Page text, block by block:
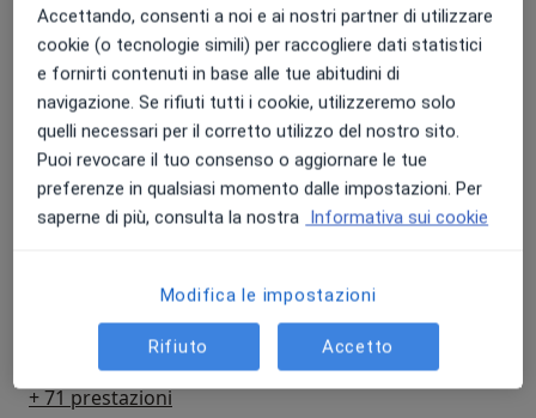
Prima Visita
100 €
DettagliPrima Visita
Prenota
Elettrocardiogramma
Prenota
+ 71 prestazioni
Accettando, consenti a noi e ai nostri partner di utilizzare
cookie (o tecnologie simili) per raccogliere dati statistici
e fornirti contenuti in base alle tue abitudini di
navigazione. Se rifiuti tutti i cookie, utilizzeremo solo
quelli necessari per il corretto utilizzo del nostro sito.
Puoi revocare il tuo consenso o aggiornare le tue
preferenze in qualsiasi momento dalle impostazioni. Per
saperne di più, consulta la nostra Informativa sui cookie
Modifica le impostazioni
Rifiuto Accetto